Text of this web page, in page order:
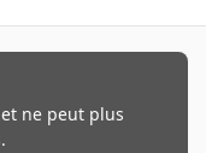
ne peut plus